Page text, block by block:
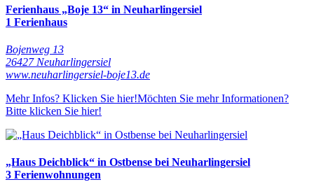
Ferienhaus „Boje 13“ in Neuharlingersiel
1 Ferienhaus
Bojenweg 13
26427 Neuharlingersiel
www.neuharlingersiel-boje13.de
Mehr Infos? Klicken Sie hier!Möchten Sie mehr Informationen?
Bitte klicken Sie hier!
„Haus Deichblick“ in Ostbense bei Neuharlingersiel
3 Ferienwohnungen